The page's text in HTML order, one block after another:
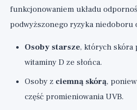
funkcjonowaniem układu
podwyższonego ryzyka niedoboru
Osoby starsze, których
witaminy D ze słońca.
Osoby z ciemną skórą,
część promieniowania UVB.